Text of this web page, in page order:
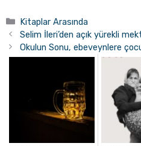
Kategoriler
Kitaplar Arasında
Selim İleri’den açık yürekli
Okulun Sonu, ebeveynlere